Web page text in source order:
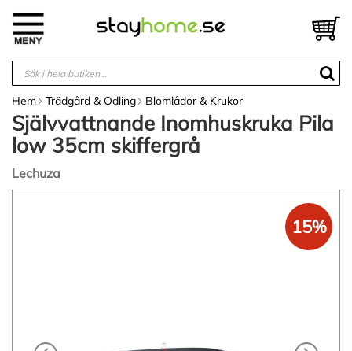
innehållet
Hem Trädgård & Odling Blomlådor & Krukor
Självvattnande Inomhuskruka Pila
low 35cm skiffergrå
Lechuza
15%